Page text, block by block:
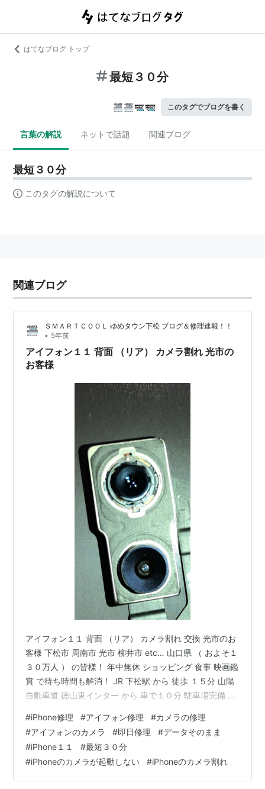
はてなブログ トップ
最短３０分
このタグでブログを書く
言葉の解説 ネットで話題 関連ブログ
最短３０分
このタグの解説について
関連ブログ
ＳＭＡＲＴＣＯＯＬ ゆめタウン下松 ブログ＆修理速報！！
• 5年前
アイフォン１１ 背面 （リア） カメラ割れ 光市の
お客様
アイフォン１１ 背面 （リア） カメラ割れ 交換 光市のお
客様 下松市 周南市 光市 柳井市 etc… 山口県 （ およそ１
３０万人 ） の皆様！ 年中無休 ショッピング 食事 映画鑑
賞 で待ち時間も解消！ JR 下松駅 から 徒歩 １５分 山陽
自動車道 徳山東インター から 車で１０分 駐車場完備 約
て営業中 【 スマートクール ゆめタウン 下松店 】 スタッ
フDです(*´ω｀*) 光市 よりお越しのお客様 アイフォン１
１ リアカメラ の不具合 のため カメラの交換 を希望され
ました 目視では割れが 確認できませんでしたが カメラ
を起…
#iPhone修理 #アイフォン修理 #カメラの修理
#アイフォンのカメラ #即日修理 #データそのまま
#iPhone１１ #最短３０分
#iPhoneのカメラが起動しない #iPhoneのカメラ割れ